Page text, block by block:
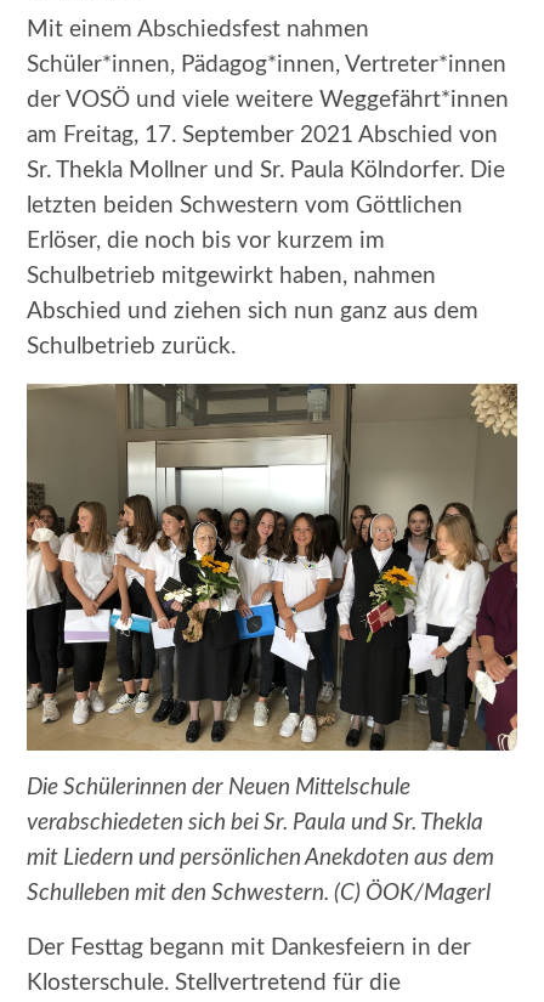
Mit einem Abschiedsfest nahmen
Schüler*innen, Pädagog*innen, Vertreter*innen
der VOSÖ und viele weitere Weggefährt*innen
am Freitag, 17. September 2021 Abschied von
Sr. Thekla Mollner und Sr. Paula Kölndorfer. Die
letzten beiden Schwestern vom Göttlichen
Erlöser, die noch bis vor kurzem im
Schulbetrieb mitgewirkt haben, nahmen
Abschied und ziehen sich nun ganz aus dem
Schulbetrieb zurück.
Die Schülerinnen der Neuen Mittelschule
verabschiedeten sich bei Sr. Paula und Sr. Thekla
mit Liedern und persönlichen Anekdoten aus dem
Schulleben mit den Schwestern. (C) ÖOK/Magerl
Der Festtag begann mit Dankesfeiern in der
Klosterschule. Stellvertretend für die